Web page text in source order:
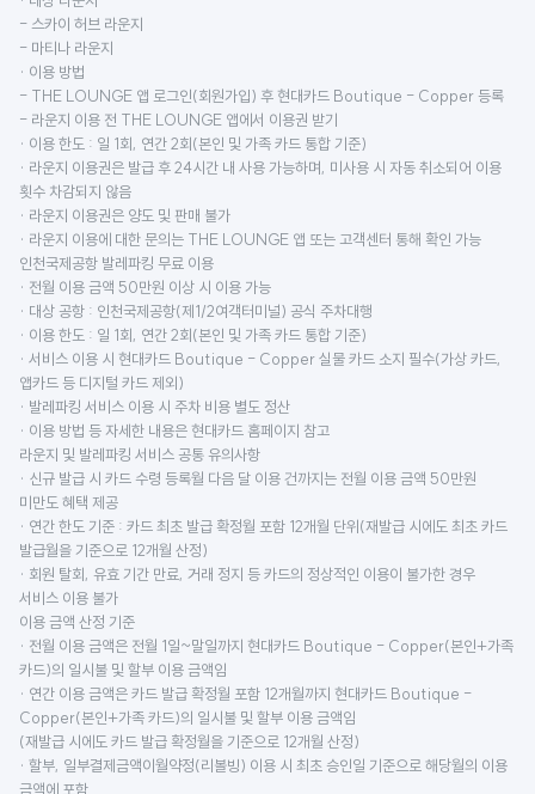
- 스카이 허브 라운지
- 마티나 라운지
· 이용 방법
- THE LOUNGE 앱 로그인(회원가입) 후 현대카드 Boutique - Copper 등록
- 라운지 이용 전 THE LOUNGE 앱에서 이용권 받기
· 이용 한도 : 일 1회, 연간 2회(본인 및 가족 카드 통합 기준)
· 라운지 이용권은 발급 후 24시간 내 사용 가능하며, 미사용 시 자동 취소되어 이용
횟수 차감되지 않음
· 라운지 이용권은 양도 및 판매 불가
· 라운지 이용에 대한 문의는 THE LOUNGE 앱 또는 고객센터 통해 확인 가능
인천국제공항 발레파킹 무료 이용
· 전월 이용 금액 50만원 이상 시 이용 가능
· 대상 공항 : 인천국제공항(제1/2여객터미널) 공식 주차대행
· 이용 한도 : 일 1회, 연간 2회(본인 및 가족 카드 통합 기준)
· 서비스 이용 시 현대카드 Boutique - Copper 실물 카드 소지 필수(가상 카드,
앱카드 등 디지털 카드 제외)
· 발레파킹 서비스 이용 시 주차 비용 별도 정산
· 이용 방법 등 자세한 내용은 현대카드 홈페이지 참고
라운지 및 발레파킹 서비스 공통 유의사항
· 신규 발급 시 카드 수령 등록월 다음 달 이용 건까지는 전월 이용 금액 50만원
미만도 혜택 제공
· 연간 한도 기준 : 카드 최초 발급 확정월 포함 12개월 단위(재발급 시에도 최초 카드
발급월을 기준으로 12개월 산정)
· 회원 탈회, 유효 기간 만료, 거래 정지 등 카드의 정상적인 이용이 불가한 경우
서비스 이용 불가
이용 금액 산정 기준
· 전월 이용 금액은 전월 1일~말일까지 현대카드 Boutique - Copper(본인+가족
카드)의 일시불 및 할부 이용 금액임
· 연간 이용 금액은 카드 발급 확정월 포함 12개월까지 현대카드 Boutique -
Copper(본인+가족 카드)의 일시불 및 할부 이용 금액임
(재발급 시에도 카드 발급 확정월을 기준으로 12개월 산정)
· 할부, 일부결제금액이월약정(리볼빙) 이용 시 최초 승인일 기준으로 해당월의 이용
금액에 포함